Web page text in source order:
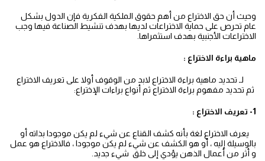
وحيث أن حق الاختراع من أهم حقوق الملكية الفكرية فإن الدول بشكل
عام تحرص على حماية الاختراعات لديها بهدف تنشيط الصناعة فيها وجب
الاختراعات الأجنبية بهدف استثمراها.
ماهية براءة الاختراع :
لـ تحديد ماهية براءة الاختراع لابد من الوقوف أولا على تعريف الاختراع
ثم تحديد مفهوم براءة الاختراع ثم أنواع براءات الإختراع:
1- تعريف الاختراع :
يعرف الاختراع لغة بأنه كشف القناع عن شيء لم يكن موجودا بذاته أو
بالوسيلة إليه ، أو هو الكشف عن شيء لم يكن موجودا ، فالاختراع هو عمل
و أثر من أعمال الذهن يؤدي إلى خلق شيء جديد.